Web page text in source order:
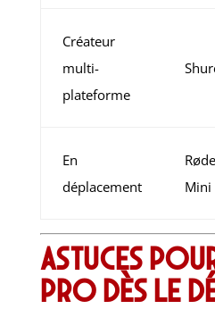
Créateur
multi-
plateforme
En
déplacement
Mini
Astuces
pro dès le